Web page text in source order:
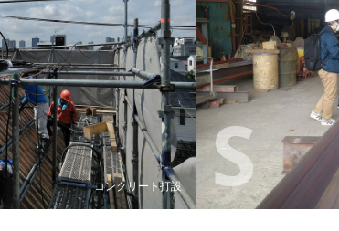
コンクリート打設 S